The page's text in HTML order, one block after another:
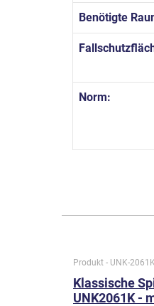
Benötigte
Norm:
Produkt - UNK-
Klassische
UNK2061K -